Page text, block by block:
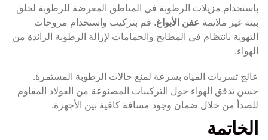
باستخدام مزيلات الرطوبة في المناطق المعرضة للرطوبة لخلق
بيئة غير ملائمة عفن الأبواغ. قم بتركيب واستخدام مروحات
التهوية بانتظام في المطابخ والحمامات لإزالة الرطوبة الزائدة من
الهواء.
عالج تسربات المياه بسرعة لمنع حالات الرطوبة المستمرة.
حسن تدفق الهواء حول التركيبات المصنوعة من الفولاذ المقاوم
للصدأ من خلال ضمان وجود مسافة كافية بين الأجهزة.
الخاتمة